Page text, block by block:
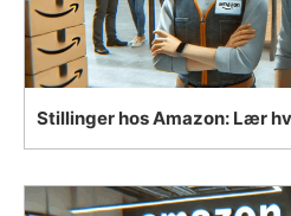
Stillinger hos Amazon: Lær